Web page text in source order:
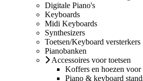
Digitale Piano's
Keyboards
Midi Keyboards
Synthesizers
Toetsen/Keyboard versterkers
Pianobanken
Accessoires voor toetsen
Koffers en hoezen voor
Piano & keyboard